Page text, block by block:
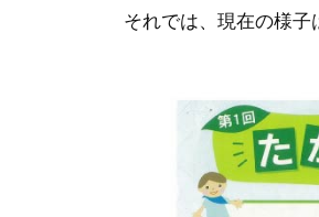
それでは、現在の様子